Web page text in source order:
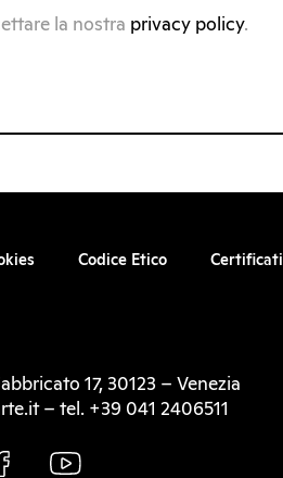
la nostra privacy policy.
Codice Etico Certificati
17, 30123 – Venezia
– tel. +39 041 2406511